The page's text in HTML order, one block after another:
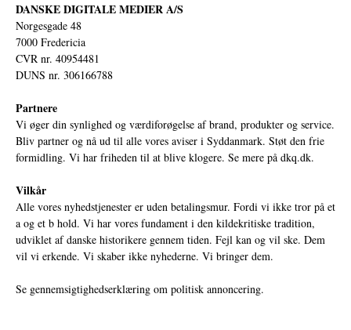
DANSKE DIGITALE MEDIER A/S
Norgesgade 48
7000 Fredericia
CVR nr. 40954481
DUNS nr. 306166788
Partnere
Vi øger din synlighed og værdiforøgelse af brand, produkter og service.
Bliv partner og nå ud til alle vores aviser i Syddanmark. Støt den frie
formidling. Vi har friheden til at blive klogere. Se mere på dkq.dk.
Vilkår
Alle vores nyhedstjenester er uden betalingsmur. Fordi vi ikke tror på et
a og et b hold. Vi har vores fundament i den kildekritiske tradition,
udviklet af danske historikere gennem tiden. Fejl kan og vil ske. Dem
vil vi erkende. Vi skaber ikke nyhederne. Vi bringer dem.
Se gennemsigtighedserklæring om politisk annoncering.